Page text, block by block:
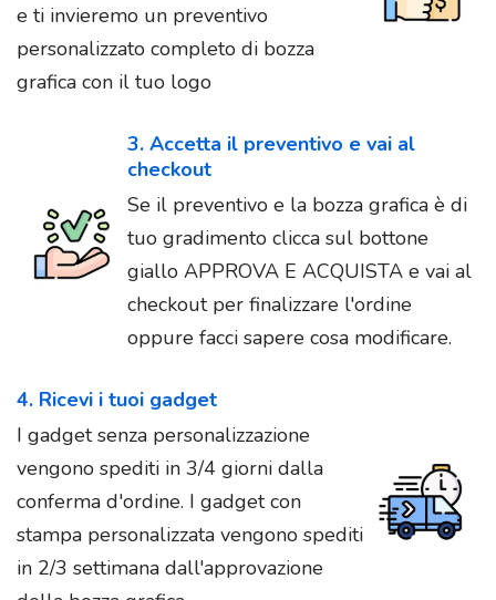
e ti invieremo un preventivo
personalizzato completo di bozza
grafica con il tuo logo
3. Accetta il preventivo e vai al
checkout
Se il preventivo e la bozza grafica è di
tuo gradimento clicca sul bottone
giallo APPROVA E ACQUISTA e vai al
checkout per finalizzare l'ordine
oppure facci sapere cosa modificare.
4. Ricevi i tuoi gadget
I gadget senza personalizzazione
vengono spediti in 3/4 giorni dalla
conferma d'ordine. I gadget con
stampa personalizzata vengono spediti
in 2/3 settimana dall'approvazione